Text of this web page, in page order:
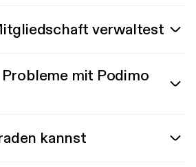
verwaltest
mit Podimo
kannst